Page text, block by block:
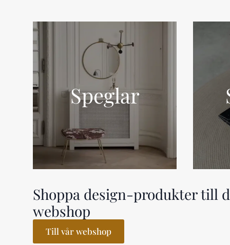
Speglar
Shoppa design-produkter till
webshop
Till vår webshop